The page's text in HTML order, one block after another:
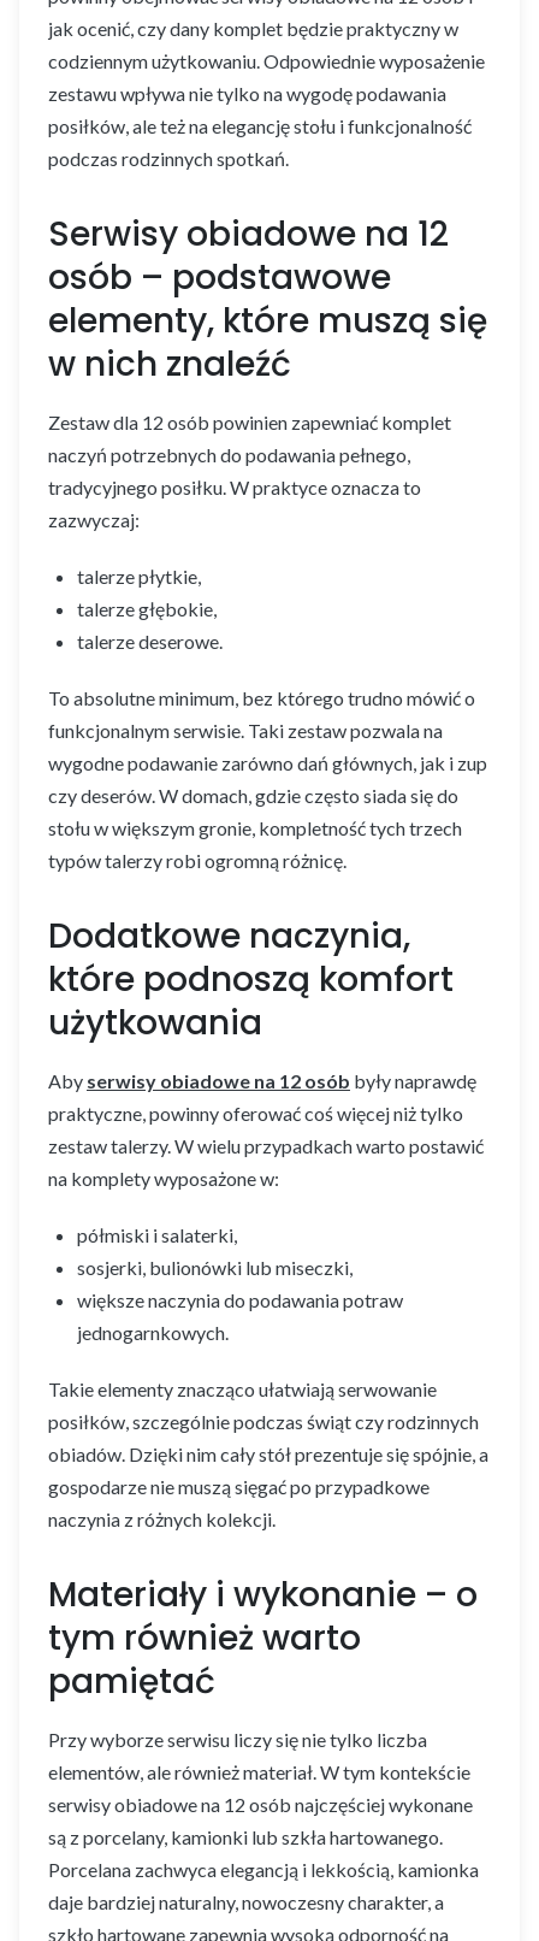
jak ocenić, czy dany komplet będzie praktyczny w
codziennym użytkowaniu. Odpowiednie wyposażenie
zestawu wpływa nie tylko na wygodę podawania
posiłków, ale też na elegancję stołu i funkcjonalność
podczas rodzinnych spotkań.
Serwisy obiadowe na 12
osób – podstawowe
elementy, które muszą się
w nich znaleźć
Zestaw dla 12 osób powinien zapewniać komplet
naczyń potrzebnych do podawania pełnego,
tradycyjnego posiłku. W praktyce oznacza to
zazwyczaj:
talerze płytkie,
talerze głębokie,
talerze deserowe.
To absolutne minimum, bez którego trudno mówić o
funkcjonalnym serwisie. Taki zestaw pozwala na
wygodne podawanie zarówno dań głównych, jak i zup
czy deserów. W domach, gdzie często siada się do
stołu w większym gronie, kompletność tych trzech
typów talerzy robi ogromną różnicę.
Dodatkowe naczynia,
które podnoszą komfort
użytkowania
Aby serwisy obiadowe na 12 osób były naprawdę
praktyczne, powinny oferować coś więcej niż tylko
zestaw talerzy. W wielu przypadkach warto postawić
na komplety wyposażone w:
półmiski i salaterki,
sosjerki, bulionówki lub miseczki,
większe naczynia do podawania potraw
jednogarnkowych.
Takie elementy znacząco ułatwiają serwowanie
posiłków, szczególnie podczas świąt czy rodzinnych
obiadów. Dzięki nim cały stół prezentuje się spójnie, a
gospodarze nie muszą sięgać po przypadkowe
naczynia z różnych kolekcji.
Materiały i wykonanie – o
tym również warto
pamiętać
Przy wyborze serwisu liczy się nie tylko liczba
elementów, ale również materiał. W tym kontekście
serwisy obiadowe na 12 osób najczęściej wykonane
są z porcelany, kamionki lub szkła hartowanego.
Porcelana zachwyca elegancją i lekkością, kamionka
daje bardziej naturalny, nowoczesny charakter, a
szkło hartowane zapewnia wysoką odporność na